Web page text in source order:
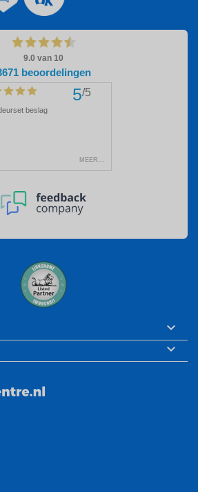

